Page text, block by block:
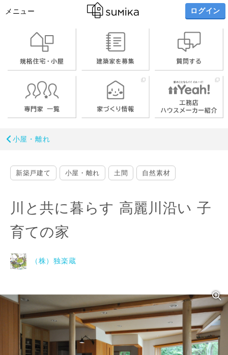
メニュー ログイン
小屋・離れ
新築戸建て 小屋・離れ 土間 自然素材
川と共に暮らす 高麗川沿い 子
育ての家
（株）独楽蔵